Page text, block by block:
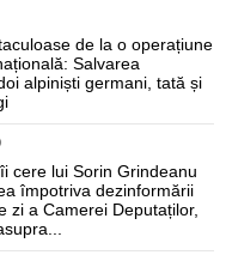
de la o operațiune
Salvarea
alpiniști germani, tată și
cere lui Sorin Grindeanu
împotriva dezinformării
zi a Camerei Deputaților,